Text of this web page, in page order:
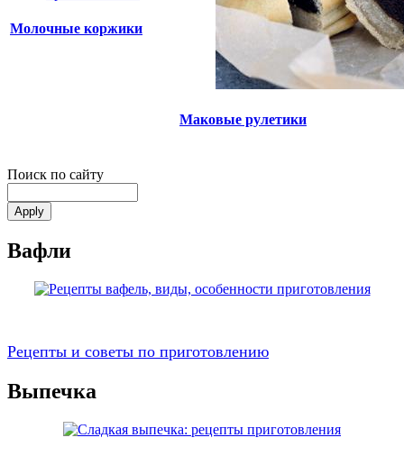
Молочные коржики
Маковые рулетики
Поиск по сайту
Вафли
Рецепты и советы по приготовлению
Выпечка